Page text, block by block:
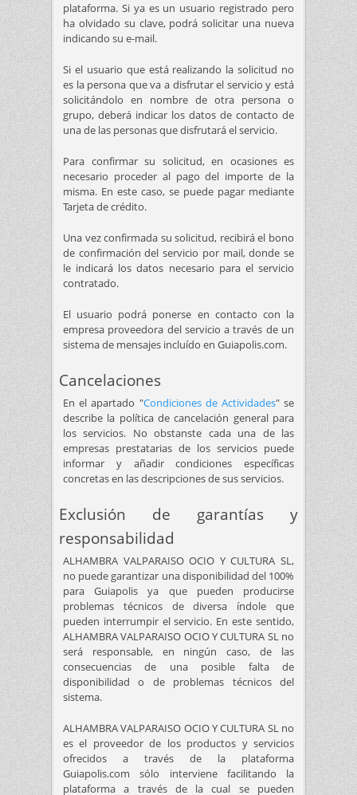
plataforma. Si ya es un usuario registrado pero
ha olvidado su clave, podrá solicitar una nueva
indicando su e-mail.
Si el usuario que está realizando la solicitud no
es la persona que va a disfrutar el servicio y está
solicitándolo en nombre de otra persona o
grupo, deberá indicar los datos de contacto de
una de las personas que disfrutará el servicio.
Para confirmar su solicitud, en ocasiones es
necesario proceder al pago del importe de la
misma. En este caso, se puede pagar mediante
Tarjeta de crédito.
Una vez confirmada su solicitud, recibirá el bono
de confirmación del servicio por mail, donde se
le indicará los datos necesario para el servicio
contratado.
El usuario podrá ponerse en contacto con la
empresa proveedora del servicio a través de un
sistema de mensajes incluído en Guiapolis.com.
Cancelaciones
En el apartado "Condiciones de Actividades" se
describe la política de cancelación general para
los servicios. No obstanste cada una de las
empresas prestatarias de los servicios puede
informar y añadir condiciones específicas
concretas en las descripciones de sus servicios.
Exclusión de garantías y
responsabilidad
ALHAMBRA VALPARAISO OCIO Y CULTURA SL,
no puede garantizar una disponibilidad del 100%
para Guiapolis ya que pueden producirse
problemas técnicos de diversa índole que
pueden interrumpir el servicio. En este sentido,
ALHAMBRA VALPARAISO OCIO Y CULTURA SL no
será responsable, en ningún caso, de las
consecuencias de una posible falta de
disponibilidad o de problemas técnicos del
sistema.
ALHAMBRA VALPARAISO OCIO Y CULTURA SL no
es el proveedor de los productos y servicios
ofrecidos a través de la plataforma
Guiapolis.com sólo interviene facilitando la
plataforma a través de la cual se pueden